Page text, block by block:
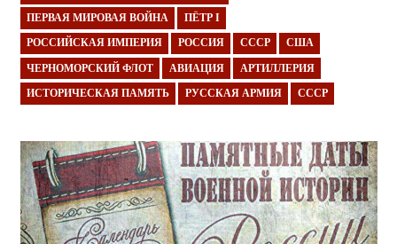
ПЕРВАЯ МИРОВАЯ ВОЙНА ПЁТР I
РОССИЙСКАЯ ИМПЕРИЯ РОССИЯ СССР США
ЧЕРНОМОРСКИЙ ФЛОТ АВИАЦИЯ АРТИЛЛЕРИЯ
ИСТОРИЧЕСКАЯ ПАМЯТЬ РУССКАЯ АРМИЯ СССР